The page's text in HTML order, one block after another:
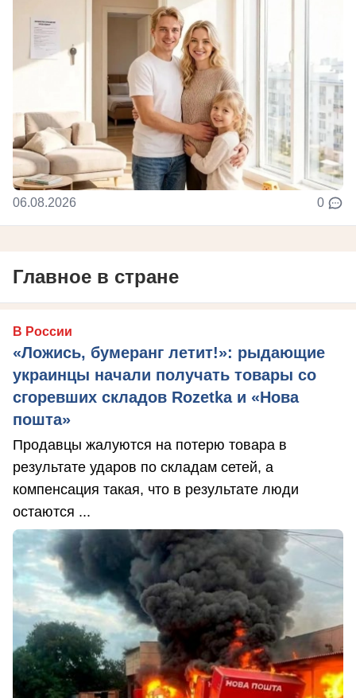
06.08.2026 0
Главное в стране
В России
«Ложись, бумеранг летит!»: рыдающие
украинцы начали получать товары со
сгоревших складов Rozetka и «Нова
пошта»
Продавцы жалуются на потерю товара в
результате ударов по складам сетей, а
компенсация такая, что в результате люди
остаются ...